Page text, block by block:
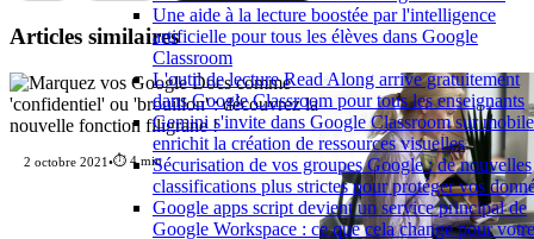
Une aide à la lecture boostée par l'intelligence
artificielle pour tous les élèves dans Google
Classroom
L'outil de lecture Read Along arrive gratuitement
dans Google Classroom pour tous les enseignants
Gemini s'invite dans Google Classroom sur
enrichit la création de ressources visuelles
Sécurisation de vos groupes Google : de nouvelles
classifications plus strictes pour protéger vos
Google apps script devient un service principal de
Google Workspace : ce que cela change pour votre
Articles similaires
2 octobre 2021 •⏱️ 4 min